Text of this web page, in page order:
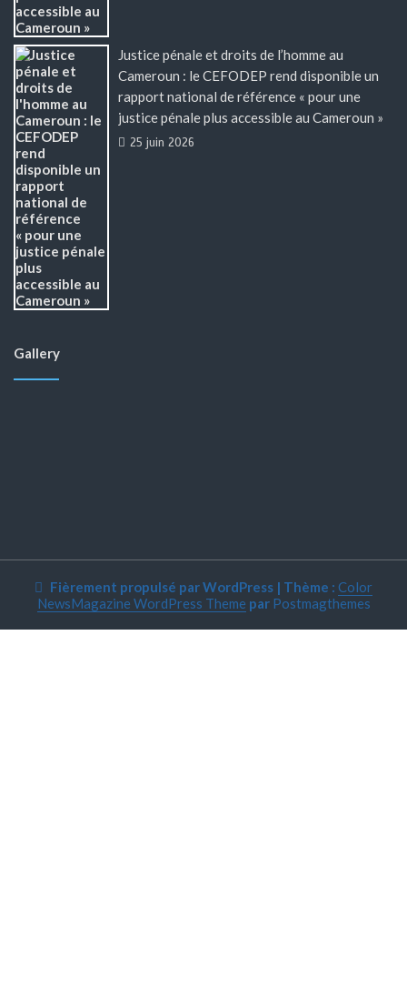
Justice pénale et droits de l’homme au
Cameroun : le CEFODEP rend disponible un
rapport national de référence « pour une
justice pénale plus accessible au Cameroun »
25 juin 2026
Gallery
Fièrement propulsé par WordPress | Thème : Color
NewsMagazine WordPress Theme par Postmagthemes